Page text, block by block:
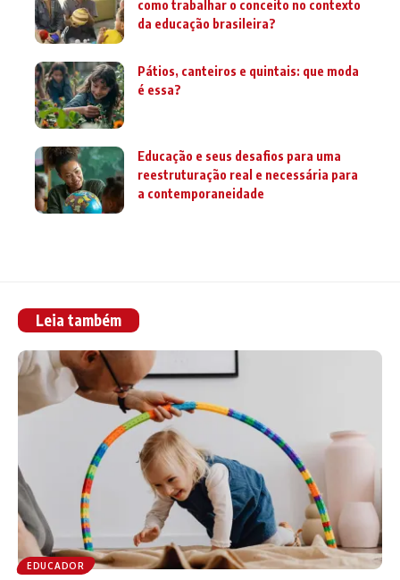
como trabalhar o conceito no contexto
da educação brasileira?
Pátios, canteiros e quintais: que moda
é essa?
Educação e seus desafios para uma
reestruturação real e necessária para
a contemporaneidade
Leia também
EDUCADOR